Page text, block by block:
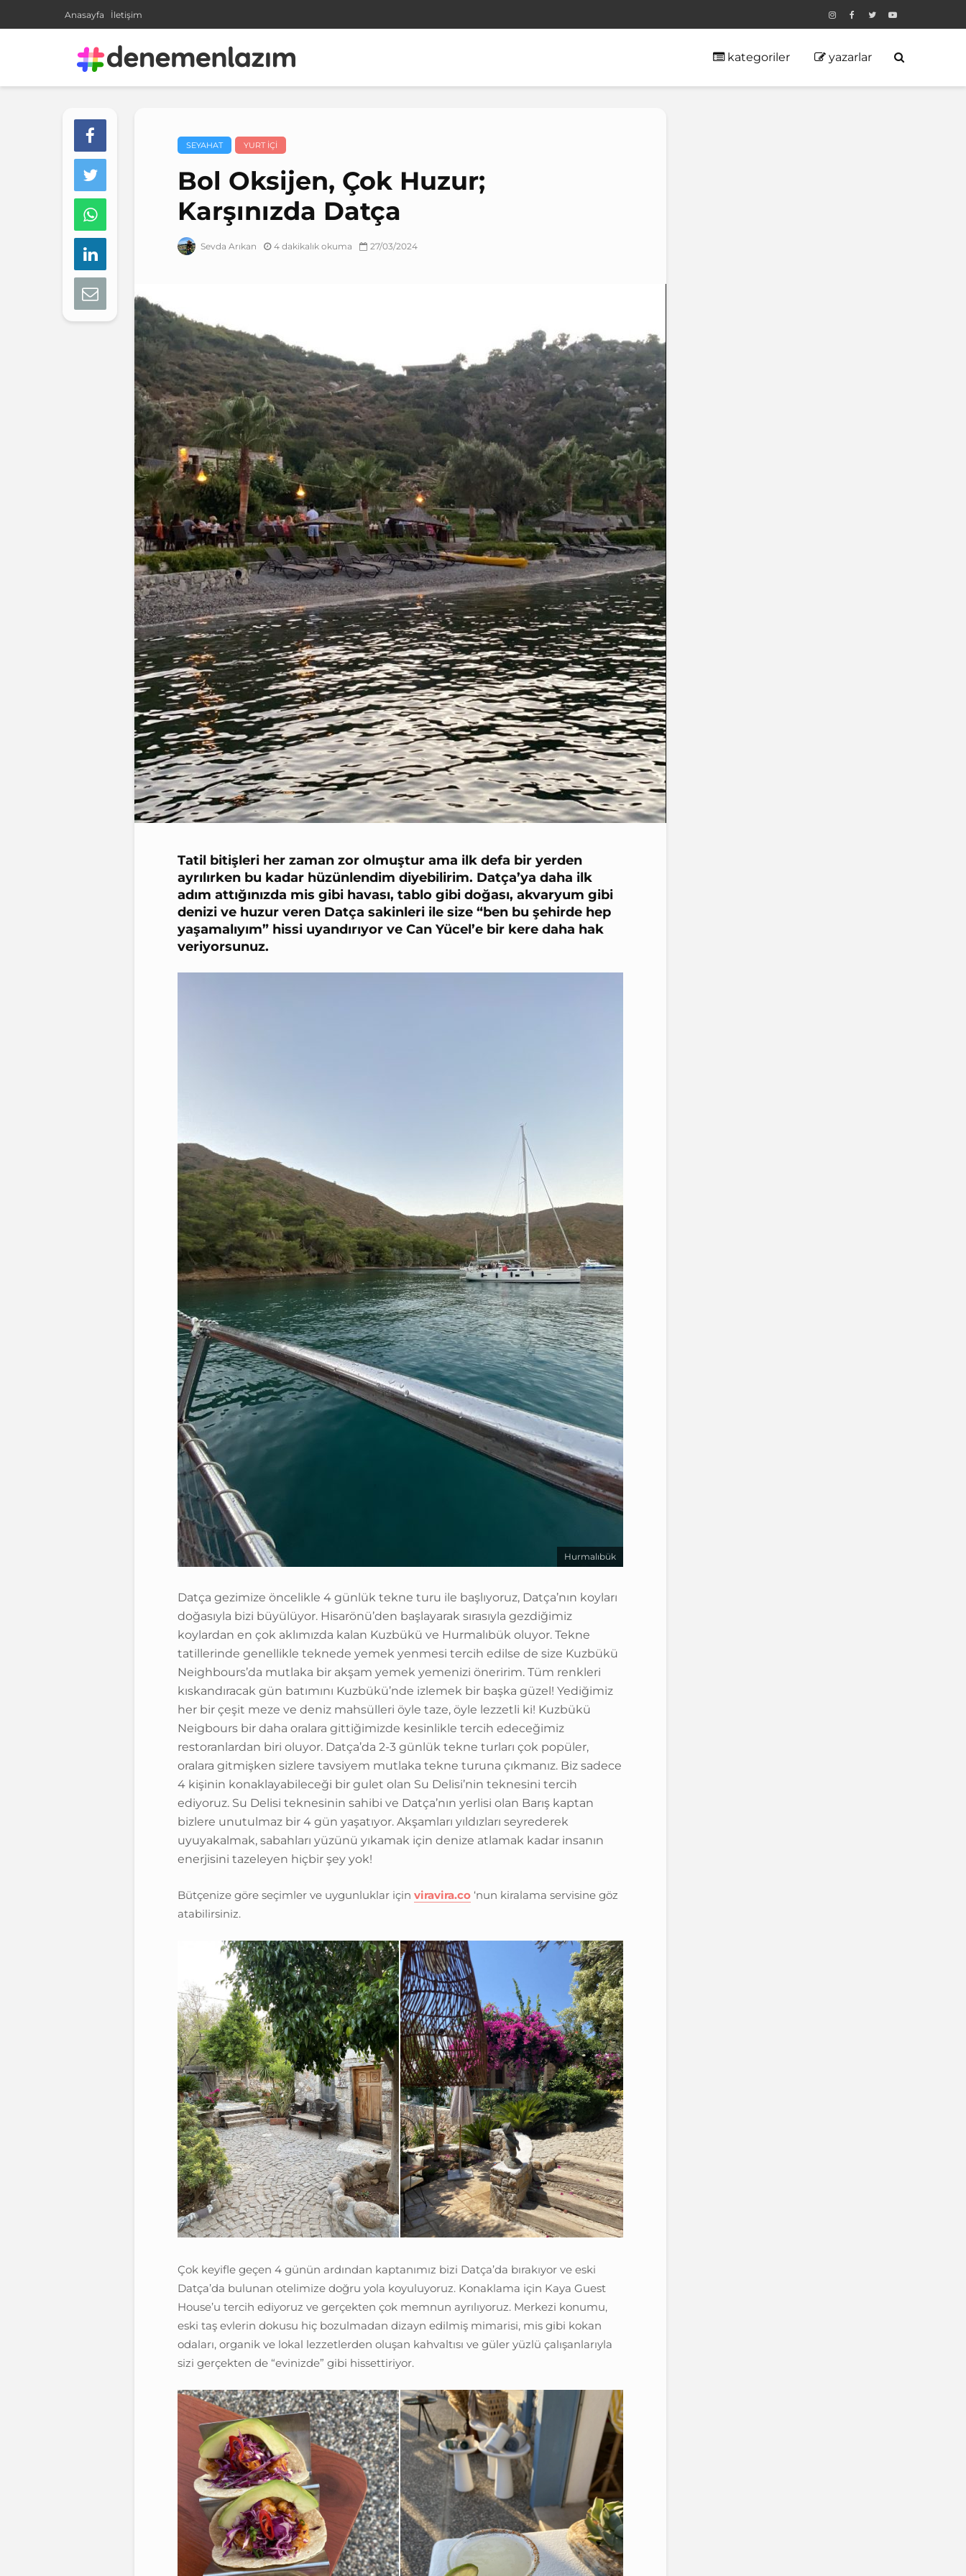
Anasayfa İletişim
kategoriler yazarlar
SEYAHAT YURT IÇI
Bol Oksijen, Çok Huzur;
Karşınızda Datça
Sevda Arıkan 4 dakikalık okuma 27/03/2024
Tatil bitişleri her zaman zor olmuştur ama ilk defa bir yerden
ayrılırken bu kadar hüzünlendim diyebilirim. Datça’ya daha ilk
adım attığınızda mis gibi havası, tablo gibi doğası, akvaryum gibi
denizi ve huzur veren Datça sakinleri ile size “ben bu şehirde hep
yaşamalıyım” hissi uyandırıyor ve Can Yücel’e bir kere daha hak
veriyorsunuz.
Hurmalıbük
Datça gezimize öncelikle 4 günlük tekne turu ile başlıyoruz, Datça’nın koyları
doğasıyla bizi büyülüyor. Hisarönü’den başlayarak sırasıyla gezdiğimiz
koylardan en çok aklımızda kalan Kuzbükü ve Hurmalıbük oluyor. Tekne
tatillerinde genellikle teknede yemek yenmesi tercih edilse de size Kuzbükü
Neighbours’da mutlaka bir akşam yemek yemenizi öneririm. Tüm renkleri
kıskandıracak gün batımını Kuzbükü’nde izlemek bir başka güzel! Yediğimiz
her bir çeşit meze ve deniz mahsülleri öyle taze, öyle lezzetli ki! Kuzbükü
Neigbours bir daha oralara gittiğimizde kesinlikle tercih edeceğimiz
restoranlardan biri oluyor. Datça’da 2-3 günlük tekne turları çok popüler,
oralara gitmişken sizlere tavsiyem mutlaka tekne turuna çıkmanız. Biz sadece
4 kişinin konaklayabileceği bir gulet olan Su Delisi’nin teknesini tercih
ediyoruz. Su Delisi teknesinin sahibi ve Datça’nın yerlisi olan Barış kaptan
bizlere unutulmaz bir 4 gün yaşatıyor. Akşamları yıldızları seyrederek
uyuyakalmak, sabahları yüzünü yıkamak için denize atlamak kadar insanın
enerjisini tazeleyen hiçbir şey yok!
Bütçenize göre seçimler ve uygunluklar için viravira.co ‘nun kiralama servisine göz
atabilirsiniz.
Çok keyifle geçen 4 günün ardından kaptanımız bizi Datça’da bırakıyor ve eski
Datça’da bulunan otelimize doğru yola koyuluyoruz. Konaklama için Kaya Guest
House’u tercih ediyoruz ve gerçekten çok memnun ayrılıyoruz. Merkezi konumu,
eski taş evlerin dokusu hiç bozulmadan dizayn edilmiş mimarisi, mis gibi kokan
odaları, organik ve lokal lezzetlerden oluşan kahvaltısı ve güler yüzlü çalışanlarıyla
sizi gerçekten de “evinizde” gibi hissettiriyor.